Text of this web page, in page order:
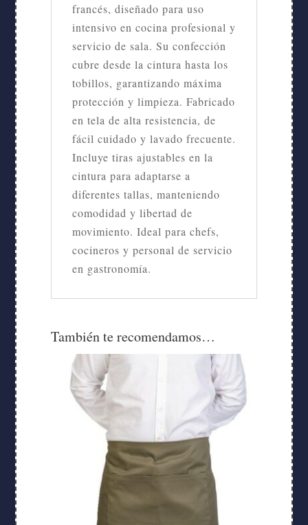
francés, diseñado para uso
intensivo en cocina profesional y
servicio de sala. Su confección
cubre desde la cintura hasta los
tobillos, garantizando máxima
protección y limpieza. Fabricado
en tela de alta resistencia, de
fácil cuidado y lavado frecuente.
Incluye tiras ajustables en la
cintura para adaptarse a
diferentes tallas, manteniendo
comodidad y libertad de
movimiento. Ideal para chefs,
cocineros y personal de servicio
en gastronomía.
También te recomendamos…